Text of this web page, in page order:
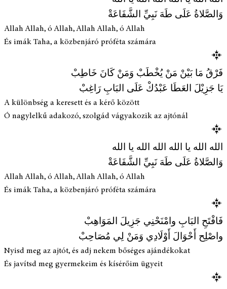
وَالصَّلاةُ عَلَى طَهَ نَبِيِّ الشَّفَاعَةْ
Allah Allah, ó Allah, Allah Allah, ó Allah
És imák Taha, a közbenjáró próféta számára
فَرْقُ مَا بَيْنْ مَنْ يُخْطَبْ وَمَنْ كَانَ خَاطِبْ
يَا جَزِيْلَ العَطَا عَبْدُكْ عَلَى البَابِ رَاغِبْ
A különbség a keresett és a kérő között
Ó nagylelkű adakozó, szolgád vágyakozik az ajtónál
الله الله يا الله الله الله يا الله
وَالصَّلاةُ عَلَى طَهَ نَبِيِّ الشَّفَاعَةْ
Allah Allah, ó Allah, Allah Allah, ó Allah
És imák Taha, a közbenjáró próféta számára
فَافْتَحِ البَابِ وامْنَحْنِي جَزِيلَ المَوَاهِبْ
واصْلِح أَحْوَالَ أَوْلَادِي وَمَنْ لِي مُصَاحِبْ
Nyisd meg az ajtót, és adj nekem bőséges ajándékokat
És javítsd meg gyermekeim és kísérőim ügyeit